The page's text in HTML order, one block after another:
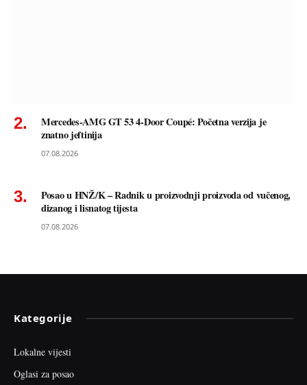
Mercedes-AMG GT 53 4-Door Coupé: Početna verzija je
znatno jeftinija
07.08.2026
Posao u HNŽ/K – Radnik u proizvodnji proizvoda od vučenog,
dizanog i lisnatog tijesta
07.08.2026
Kategorije
Lokalne vijesti
Oglasi za posao